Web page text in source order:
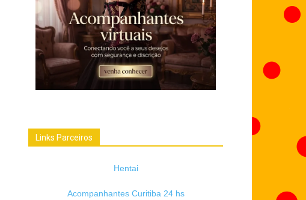
Links Parceiros
Hentai
Acompanhantes Curitiba 24 hs